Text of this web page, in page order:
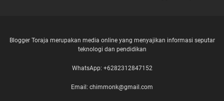
Blogger Toraja merupakan media online yang menyajikan informasi seputar
teknologi dan pendidikan
WhatsApp: +6282312847152
Email: chimmonk@gmail.com